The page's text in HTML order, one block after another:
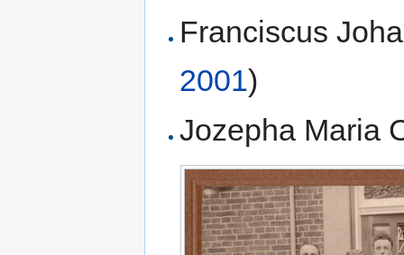
Franciscus
2001)
Jozepha Maria